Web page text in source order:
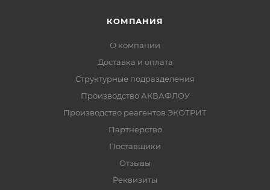
КОМПАНИЯ
О компании
Доставка и оплата
Структурные подразделения
Производство АКВАФЛОУ
Производство реагентов ЭКОТРИТ
Партнерство
Поставщики
Отзывы
Реквизиты